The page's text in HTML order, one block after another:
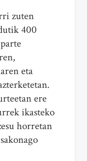
zuten
400
eta
ere
ikasteko
horretan